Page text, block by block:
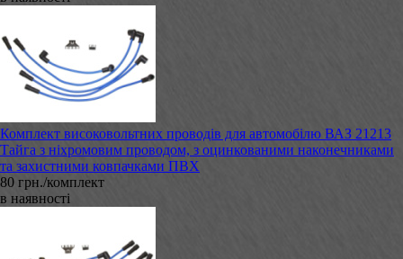
Комплект високовольтних проводів для автомобілю ВАЗ 21213
Тайга з ніхромовим проводом, з оцинкованими наконечниками
та захистними ковпачками ПВХ
80 грн./комплект
в наявності